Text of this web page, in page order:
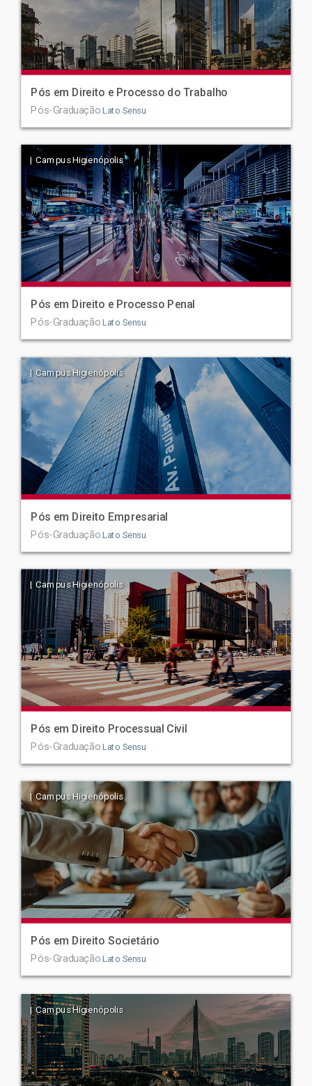
Pós em Direito e Processo do Trabalho
Pós-Graduação Lato Sensu
| Campus Higienópolis
Pós em Direito e Processo Penal
Pós-Graduação Lato Sensu
| Campus Higienópolis
Pós em Direito Empresarial
Pós-Graduação Lato Sensu
| Campus Higienópolis
Pós em Direito Processual Civil
Pós-Graduação Lato Sensu
| Campus Higienópolis
Pós em Direito Societário
Pós-Graduação Lato Sensu
| Campus Higienópolis